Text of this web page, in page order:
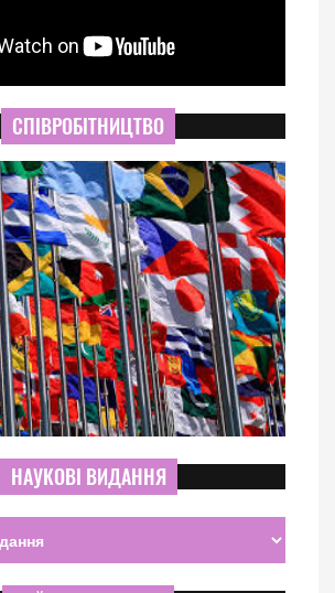
СПІВРОБІТНИЦТВО
НАУКОВІ ВИДАННЯ